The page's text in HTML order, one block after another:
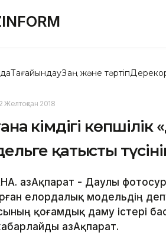
ТағайындауЗаң және тәртіп
Желтоқсан 2018
әкімдігі
қатысты
ҚазАқпарат - Даулы
елордалық модельдің
қоғамдық даму істері
ҚазАқпарат.